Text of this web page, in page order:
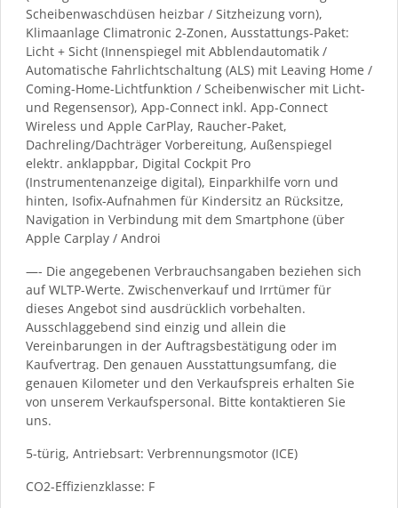
Scheibenwaschdüsen heizbar / Sitzheizung vorn),
Klimaanlage Climatronic 2-Zonen, Ausstattungs-Paket:
Licht + Sicht (Innenspiegel mit Abblendautomatik /
Automatische Fahrlichtschaltung (ALS) mit Leaving Home /
Coming-Home-Lichtfunktion / Scheibenwischer mit Licht-
und Regensensor), App-Connect inkl. App-Connect
Wireless und Apple CarPlay, Raucher-Paket,
Dachreling/Dachträger Vorbereitung, Außenspiegel
elektr. anklappbar, Digital Cockpit Pro
(Instrumentenanzeige digital), Einparkhilfe vorn und
hinten, Isofix-Aufnahmen für Kindersitz an Rücksitze,
Navigation in Verbindung mit dem Smartphone (über
Apple Carplay / Androi
—- Die angegebenen Verbrauchsangaben beziehen sich
auf WLTP-Werte. Zwischenverkauf und Irrtümer für
dieses Angebot sind ausdrücklich vorbehalten.
Ausschlaggebend sind einzig und allein die
Vereinbarungen in der Auftragsbestätigung oder im
Kaufvertrag. Den genauen Ausstattungsumfang, die
genauen Kilometer und den Verkaufspreis erhalten Sie
von unserem Verkaufspersonal. Bitte kontaktieren Sie
uns.
5-türig, Antriebsart: Verbrennungsmotor (ICE)
CO2-Effizienzklasse: F